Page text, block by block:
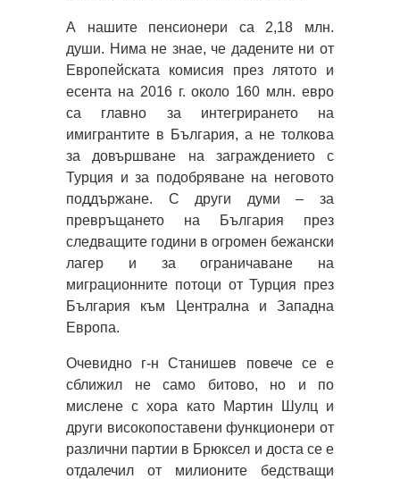
А нашите пенсионери са 2,18 млн.
души. Нима не знае, че дадените ни от
Европейската комисия през лятото и
есента на 2016 г. около 160 млн. евро
са главно за интегрирането на
имигрантите в България, а не толкова
за довършване на заграждението с
Турция и за подобряване на неговото
поддържане. С други думи – за
превръщането на България през
следващите години в огромен бежански
лагер и за ограничаване на
миграционните потоци от Турция през
България към Централна и Западна
Европа.
Очевидно г-н Станишев повече се е
сближил не само битово, но и по
мислене с хора като Мартин Шулц и
други високопоставени функционери от
различни партии в Брюксел и доста се е
отдалечил от милионите бедстващи